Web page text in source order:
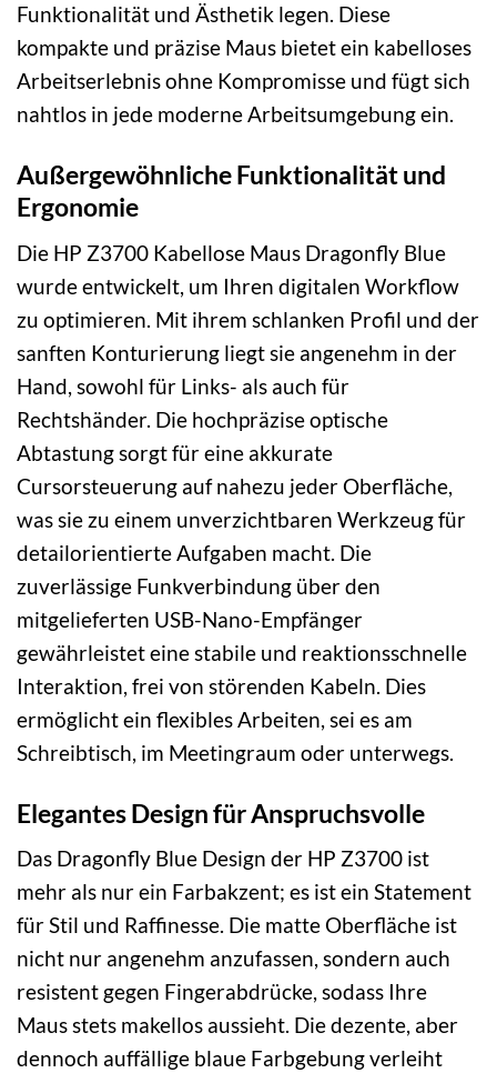
Funktionalität und Ästhetik legen. Diese
kompakte und präzise Maus bietet ein kabelloses
Arbeitserlebnis ohne Kompromisse und fügt sich
nahtlos in jede moderne Arbeitsumgebung ein.
Außergewöhnliche Funktionalität und
Ergonomie
Die HP Z3700 Kabellose Maus Dragonfly Blue
wurde entwickelt, um Ihren digitalen Workflow
zu optimieren. Mit ihrem schlanken Profil und der
sanften Konturierung liegt sie angenehm in der
Hand, sowohl für Links- als auch für
Rechtshänder. Die hochpräzise optische
Abtastung sorgt für eine akkurate
Cursorsteuerung auf nahezu jeder Oberfläche,
was sie zu einem unverzichtbaren Werkzeug für
detailorientierte Aufgaben macht. Die
zuverlässige Funkverbindung über den
mitgelieferten USB-Nano-Empfänger
gewährleistet eine stabile und reaktionsschnelle
Interaktion, frei von störenden Kabeln. Dies
ermöglicht ein flexibles Arbeiten, sei es am
Schreibtisch, im Meetingraum oder unterwegs.
Elegantes Design für Anspruchsvolle
Das Dragonfly Blue Design der HP Z3700 ist
mehr als nur ein Farbakzent; es ist ein Statement
für Stil und Raffinesse. Die matte Oberfläche ist
nicht nur angenehm anzufassen, sondern auch
resistent gegen Fingerabdrücke, sodass Ihre
Maus stets makellos aussieht. Die dezente, aber
dennoch auffällige blaue Farbgebung verleiht